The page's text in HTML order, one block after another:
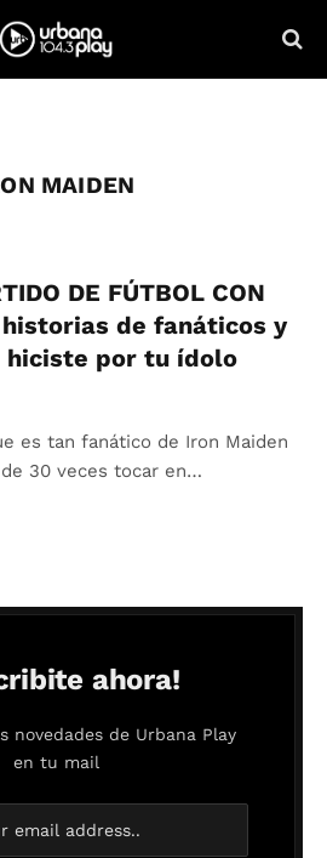
MAIDEN
DE FÚTBOL CON
historias de fanáticos y
hiciste por tu ídolo
es tan fanático de Iron Maiden
30 veces tocar en…
ahora!
novedades de Urbana Play
en tu mail